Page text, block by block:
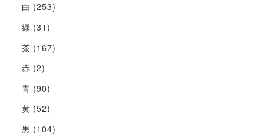
白 (253)
緑 (31)
茶 (167)
赤 (2)
青 (90)
黄 (52)
黒 (104)